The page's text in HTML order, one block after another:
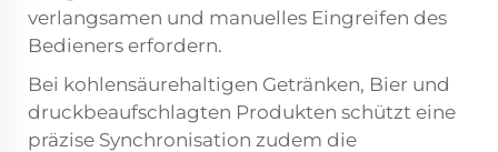
verlangsamen und manuelles Eingreifen des
Bedieners erfordern.
Bei kohlensäurehaltigen Getränken, Bier und
druckbeaufschlagten Produkten schützt eine
präzise Synchronisation zudem die